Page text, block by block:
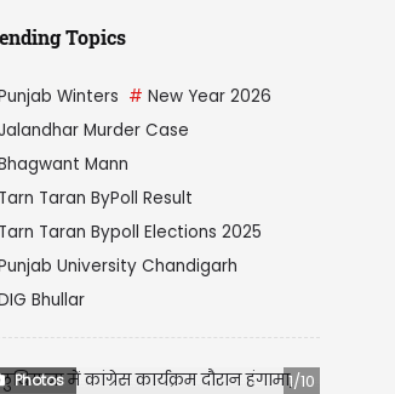
Topics
Winters # New Year 2026
Murder Case
Mann
Tarn Taran ByPoll Result
Tarn Taran Bypoll Elections 2025
University Chandigarh
Bhullar
Photos 1/10